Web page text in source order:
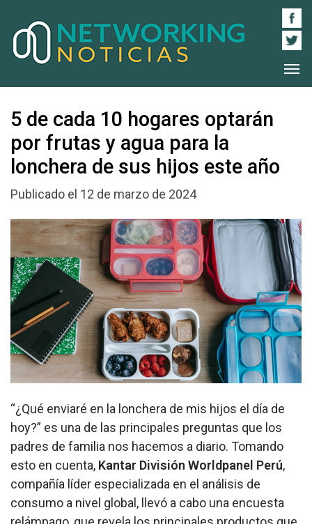
5 de cada 10 hogares optarán
por frutas y agua para la
lonchera de sus hijos este año
Publicado el 12 de marzo de 2024
“¿Qué enviaré en la lonchera de mis hijos el día de
hoy?” es una de las principales preguntas que los
padres de familia nos hacemos a diario. Tomando
esto en cuenta, Kantar División Worldpanel Perú,
compañía líder especializada en el análisis de
consumo a nivel global, llevó a cabo una encuesta